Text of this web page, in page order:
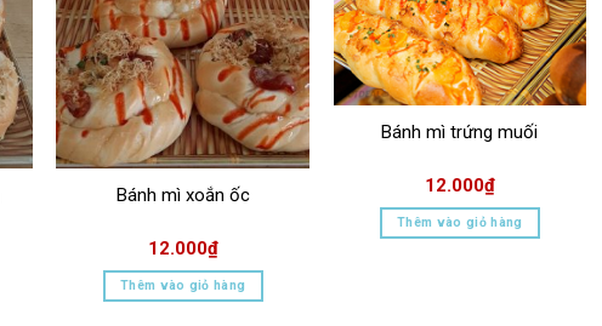
Bánh mì xoắn ốc
12.000₫
Thêm vào giỏ hàng
Bánh mì trứng muối
12.000₫
Thêm vào giỏ hàng